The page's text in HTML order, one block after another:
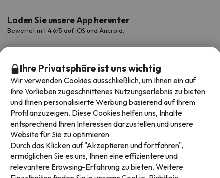
Laden Sie unsere App herunter
Bewertet mit 4.6/5 auf iOS und Android.
Verfügbare Zahlungsarten
Ihre Privatsphäre ist uns wichtig
Wir verwenden Cookies ausschließlich, um Ihnen ein auf
Ihre Vorlieben zugeschnittenes Nutzungserlebnis zu bieten
und Ihnen personalisierte Werbung basierend auf Ihrem
Profil anzuzeigen. Diese Cookies helfen uns, Inhalte
entsprechend Ihren Interessen darzustellen und unsere
Website für Sie zu optimieren.
Durch das Klicken auf "Akzeptieren und fortfahren",
ermöglichen Sie es uns, Ihnen eine effizientere und
relevantere Browsing-Erfahrung zu bieten. Weitere